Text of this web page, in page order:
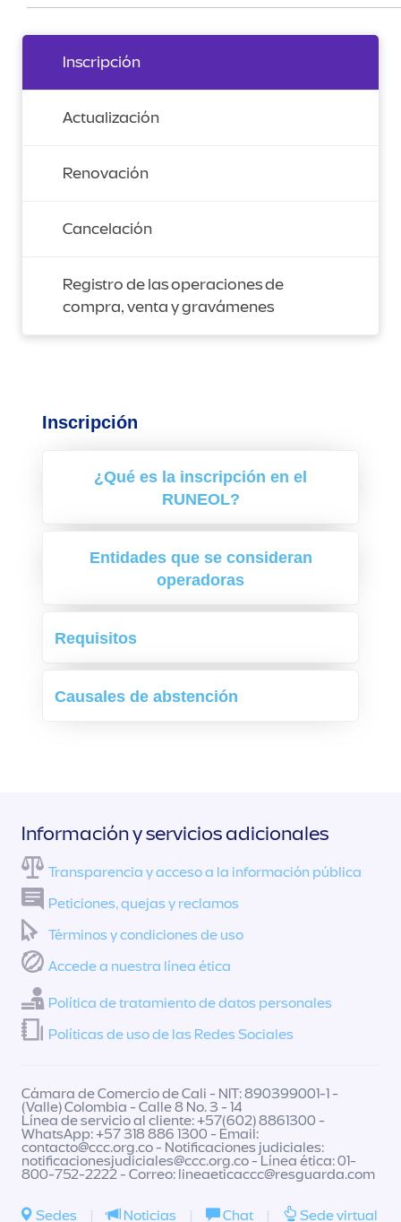
Inscripción
Actualización
Renovación
Cancelación
Registro de las operaciones de
compra, venta y gravámenes
Inscripción
¿Qué es la inscripción en el
RUNEOL?
Entidades que se consideran
operadoras
Requisitos
Causales de abstención
Información y servicios adicionales
Transparencia y acceso a la información pública
Peticiones, quejas y reclamos
Términos y condiciones de uso
Accede a nuestra línea ética
Política de tratamiento de datos personales
Políticas de uso de las Redes Sociales
Cámara de Comercio de Cali - NIT: 890399001-1 -
(Valle) Colombia - Calle 8 No. 3 - 14
Línea de servicio al cliente: +57(602) 8861300 -
WhatsApp: +57 318 886 1300 - Email:
contacto@ccc.org.co- Notificaciones judiciales:
notificacionesjudiciales@ccc.org.co- Línea ética: 01-
800-752-2222 - Correo: lineaeticaccc@resguarda.com
Sedes | Noticias | Chat | Sede virtual